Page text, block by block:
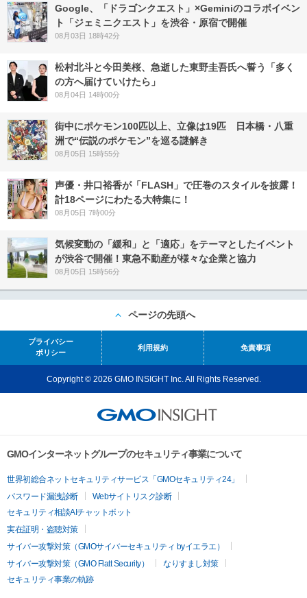
Google、「ドラゴンクエスト」×Geminiのコラボイベン
ト「ジェミニクエスト」を渋谷・原宿で開催
08月03日 18時42分
松村北斗と今田美桜、急逝した東野圭吾氏へ誓う「多く
の方へ届けていけたら」
08月04日 14時00分
街中にポケモン100匹以上、立像は19匹 日本橋・八重
洲で“伝説のポケモン”を巡る謎解き
08月05日 15時55分
声優・井口裕香が「FLASH」で圧巻のスタイルを披露！
計18ページにわたる大特集に！
08月05日 7時00分
気候変動の「緩和」と「適応」をテーマとしたイベント
が渋谷で開催！東急不動産が様々な企業と協力
08月05日 15時56分
ページの先頭へ
プライバシー
ポリシー
利用規約 免責事項
Copyright © 2026 GMO INSIGHT Inc. All Rights Reserved.
GMOインターネットグループのセキュリティ事業について
世界初総合ネットセキュリティサービス「GMOセキュリティ24」
パスワード漏洩診断
Webサイトリスク診断
セキュリティ相談AIチャットボット
実在証明・盗聴対策
サイバー攻撃対策（GMOサイバーセキュリティ byイエラエ）
サイバー攻撃対策（GMO Flatt Security）
なりすまし対策
セキュリティ事業の軌跡